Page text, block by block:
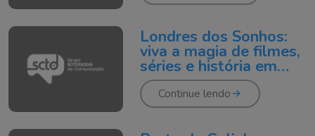
Londres dos Sonhos:
viva a magia de filmes,
séries e história em
uma única viagem
Continue lendo